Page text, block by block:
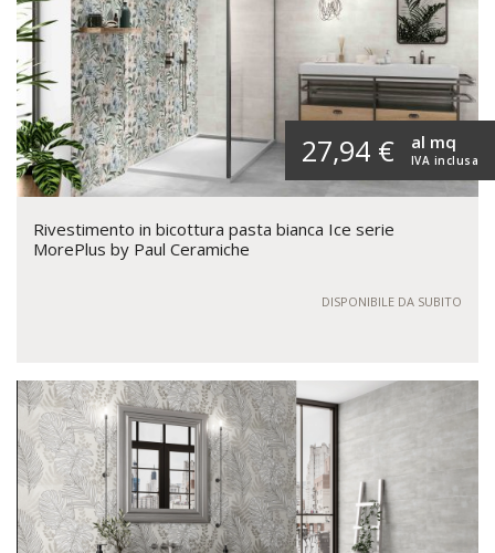
27,94 € IVA inclusa
al mq
Rivestimento in bicottura pasta bianca Ice serie
MorePlus by Paul Ceramiche
DISPONIBILE DA SUBITO